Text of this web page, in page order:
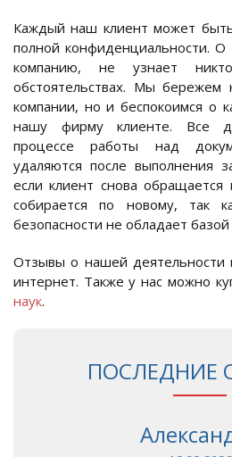
Каждый наш клиент может
полной конфиденциальности.
компанию, не узнает
обстоятельствах. Мы бережем
компании, но и беспокоимся о
нашу фирму клиенте. Все
процессе работы над
удаляются после выполнения
если клиент снова
собирается по новому, так
безопасности не обладает
Отзывы о нашей деятельности
интернет. Также у нас можно
наук.
ПОСЛЕДНИЕ